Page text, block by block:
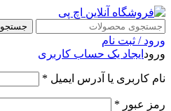
جستجو
ورود / ثبت نام
ورود ایجاد یک حساب کاربری
نام کاربری یا آدرس ایمیل *
رمز عبور *